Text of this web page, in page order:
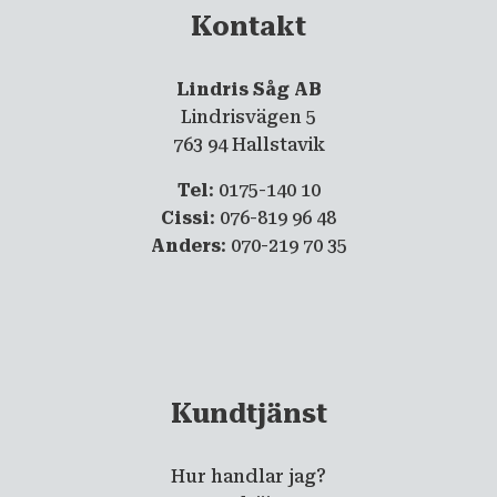
Kontakt
Lindris Såg AB
Lindrisvägen 5
763 94 Hallstavik
Tel: 0175-140 10
Cissi: 076-819 96 48
Anders: 070-219 70 35
Kundtjänst
Hur handlar jag?